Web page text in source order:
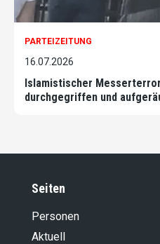
PARTEIZEITUNG
16.07.2026
Islamistischer
durchgegriffen und
Seiten
Personen
Aktuell